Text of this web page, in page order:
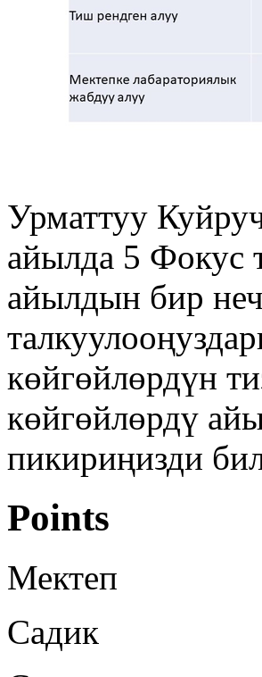
Урматтуу
айылда 5 Фокус
айылдын бир
көйгөйлөрдүн
көйгөйлөрдү
пикириңизди
Points
Мектеп
Садик